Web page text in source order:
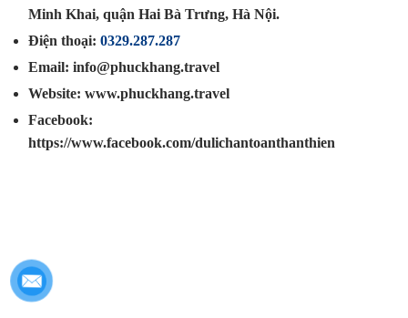
Minh Khai, quận Hai Bà Trưng, Hà Nội.
Điện thoại: 0329.287.287
Email: info@phuckhang.travel
Website: www.phuckhang.travel
Facebook:
https://www.facebook.com/dulichantoanthanthien